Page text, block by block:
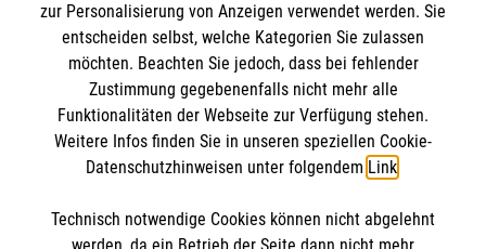
Newsletter abonnieren
Cookies verwalten|AGB|Impressum|Datenschutz
zur Personalisierung von Anzeigen verwendet werden. Sie
entscheiden selbst, welche Kategorien Sie zulassen
möchten. Beachten Sie jedoch, dass bei fehlender
Zustimmung gegebenenfalls nicht mehr alle
Funktionalitäten der Webseite zur Verfügung stehen.
Weitere Infos finden Sie in unseren speziellen Cookie-
Datenschutzhinweisen unter folgendem Link.
Technisch notwendige Cookies können nicht abgelehnt